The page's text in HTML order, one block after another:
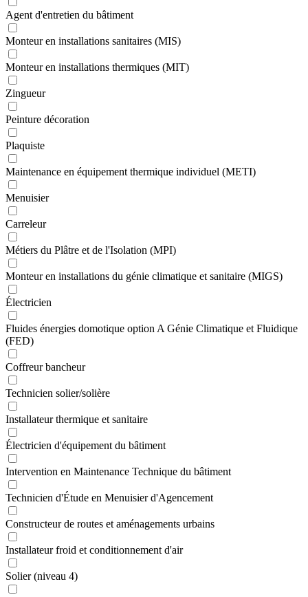
Agent d'entretien du bâtiment
Monteur en installations sanitaires (MIS)
Monteur en installations thermiques (MIT)
Zingueur
Peinture décoration
Plaquiste
Maintenance en équipement thermique individuel (METI)
Menuisier
Carreleur
Métiers du Plâtre et de l'Isolation (MPI)
Monteur en installations du génie climatique et sanitaire (MIGS)
Électricien
Fluides énergies domotique option A Génie Climatique et Fluidique
(FED)
Coffreur bancheur
Technicien solier/solière
Installateur thermique et sanitaire
Électricien d'équipement du bâtiment
Intervention en Maintenance Technique du bâtiment
Technicien d'Étude en Menuisier d'Agencement
Constructeur de routes et aménagements urbains
Installateur froid et conditionnement d'air
Solier (niveau 4)